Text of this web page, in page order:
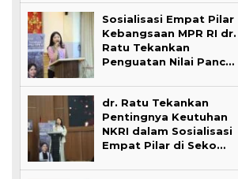
Sosialisasi Empat Pilar
Kebangsaan MPR RI dr.
Ratu Tekankan
Penguatan Nilai Panc…
dr. Ratu Tekankan
Pentingnya Keutuhan
NKRI dalam Sosialisasi
Empat Pilar di Seko…